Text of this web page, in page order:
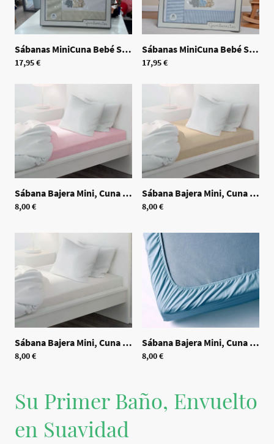
Sábanas MiniCuna Bebé Safari Beige |70392
17,95 €
Sábanas MiniCuna Bebé Safari Azul
17,95 €
Sábana Bajera Mini, Cuna y Maxi - Rosa |70407
8,00 €
Sábana Bajera Mini, Cuna y Maxi - Beige
8,00 €
Sábana Bajera Mini, Cuna y Maxi - Blanca |70405
8,00 €
Sábana Bajera Mini, Cuna y Maxi - Azul
8,00 €
Su Primer Baño, Envuelto
en Suavidad